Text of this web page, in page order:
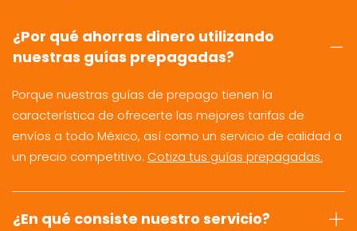
¿Por qué ahorras dinero utilizando
nuestras guías prepagadas?
Porque nuestras guías de prepago tienen la
característica de ofrecerte las mejores tarifas de
envíos a todo México, así como un servicio de calidad a
un precio competitivo. Cotiza tus guías prepagadas.
¿En qué consiste nuestro servicio?